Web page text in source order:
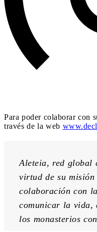
Para poder colaborar con
través de la web
Aleteia, red global
virtud de su
colaboración con la
comunicar la vida,
los monasterios